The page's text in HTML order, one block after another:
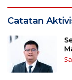
Catatan